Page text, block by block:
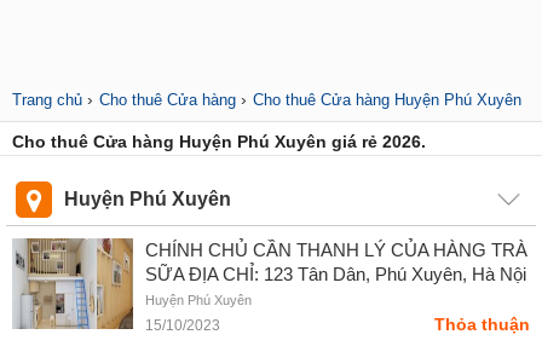
Trang chủ › Cho thuê Cửa hàng › Cho thuê Cửa hàng Huyện Phú Xuyên
Cho thuê Cửa hàng Huyện Phú Xuyên giá rẻ 2026.
Huyện Phú Xuyên
CHÍNH CHỦ CẦN THANH LÝ CỦA HÀNG TRÀ
SỮA ĐỊA CHỈ: 123 Tân Dân, Phú Xuyên, Hà Nội
- Quang Cao
Huyện Phú Xuyên
15/10/2023 Thỏa thuận